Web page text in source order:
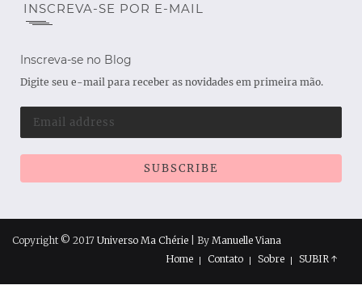
INSCREVA-SE POR E-MAIL
Inscreva-se no Blog
Digite seu e-mail para receber as novidades em primeira mão.
Copyright © 2017 Universo Ma Chérie | By Manuelle Viana
Home
Contato Sobre SUBIR ↑